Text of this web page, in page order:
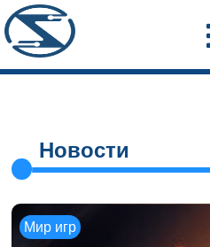
Новости
Мир игр